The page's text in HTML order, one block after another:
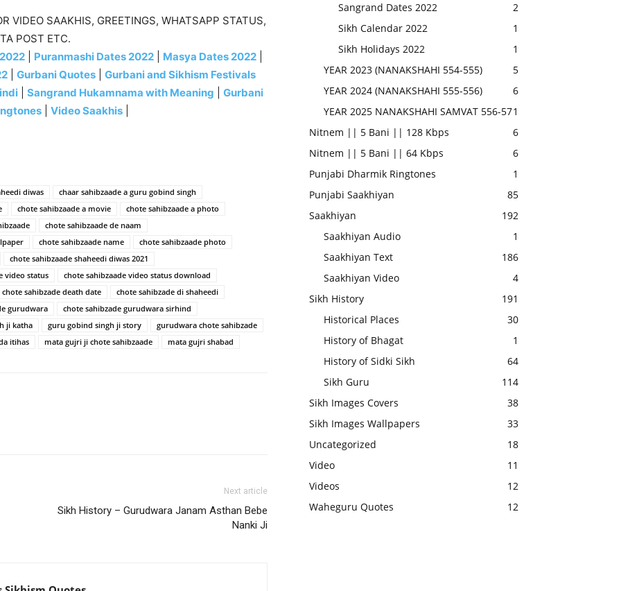
VIDEO SAAKHIS, GREETINGS, WHATSAPP STATUS,
POST ETC.
Puranmashi Dates 2022 Masya Dates 2022
Gurbani Quotes
Gurbani and Sikhism Festivals
| Sangrand Hukamnama with Meaning
Gurbani
Video Saakhis
diwas
chaar sahibzaade a guru gobind singh
chote sahibzaade a movie
chote sahibzaade a photo
chote sahibzaade de naam
chote sahibzaade name
chote sahibzaade photo
chote sahibzaade shaheedi diwas 2021
video status
chote sahibzaade video status download
chote sahibzade death date
chote sahibzade di shaheedi
gurudwara
chote sahibzade gurudwara sirhind
ji katha
guru gobind singh ji story
gurudwara chote sahibzade
itihas
mata gujri ji chote sahibzaade mata gujri shabad
Next article
Sikh History – Gurudwara Janam Asthan Bebe
Nanki Ji
Sangrand Dates 2022
2
Sikh Calendar 2022
1
Sikh Holidays 2022
1
YEAR 2023 (NANAKSHAHI 554-555)
5
YEAR 2024 (NANAKSHAHI 555-556)
6
YEAR 2025 NANAKSHAHI SAMVAT 556-571
Nitnem || 5 Bani || 128 Kbps
6
Nitnem || 5 Bani || 64 Kbps
6
Punjabi Dharmik Ringtones
1
Punjabi Saakhiyan
85
Saakhiyan
192
Saakhiyan Audio
1
Saakhiyan Text
186
Saakhiyan Video
4
Sikh History
191
Historical Places
30
History of Bhagat
1
History of Sidki Sikh
64
Sikh Guru
114
Sikh Images Covers
38
Sikh Images Wallpapers
33
Uncategorized
18
Video
11
Videos
12
Waheguru Quotes
12